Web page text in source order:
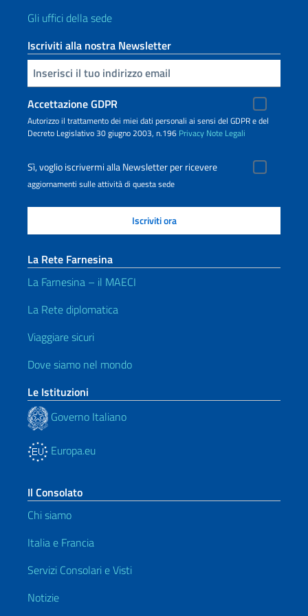
Gli uffici della sede
Iscriviti alla nostra Newsletter
Inserisci la tua email
Accettazione GDPR
Autorizzo il trattamento dei miei dati personali ai sensi del GDPR e del
Decreto Legislativo 30 giugno 2003, n.196 Privacy Note Legali
Sì, voglio iscrivermi alla Newsletter per ricevere
aggiornamenti sulle attività di questa sede
La Rete Farnesina
La Farnesina – il MAECI
La Rete diplomatica
Viaggiare sicuri
Dove siamo nel mondo
Le Istituzioni
Governo Italiano
Europa.eu
Il Consolato
Chi siamo
Italia e Francia
Servizi Consolari e Visti
Notizie